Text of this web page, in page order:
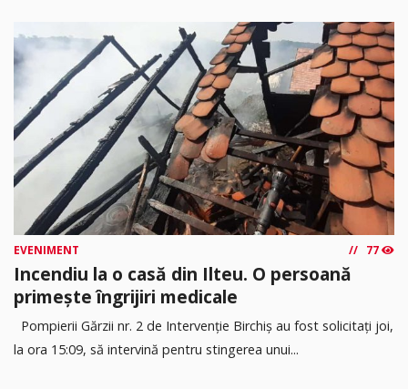
EVENIMENT 77
Incendiu la o casă din Ilteu. O persoană
primește îngrijiri medicale
Pompierii Gărzii nr. 2 de Intervenție Birchiș au fost solicitați joi,
la ora 15:09, să intervină pentru stingerea unui...